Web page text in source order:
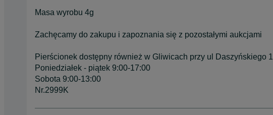
Masa wyrobu 4g
Zachęcamy do zakupu i zapoznania się z pozostałymi aukcjami
Pierścionek dostępny również w Gliwicach przy ul Daszyńskiego 1
Poniedziałek - piątek 9:00-17:00
Sobota 9:00-13:00
Nr.2999K